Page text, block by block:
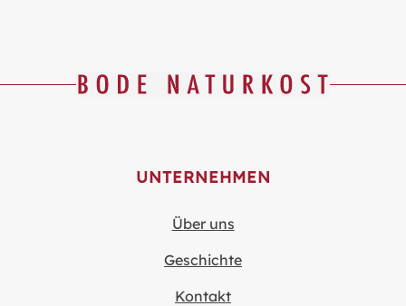
UNTERNEHMEN
Über uns
Geschichte
Kontakt